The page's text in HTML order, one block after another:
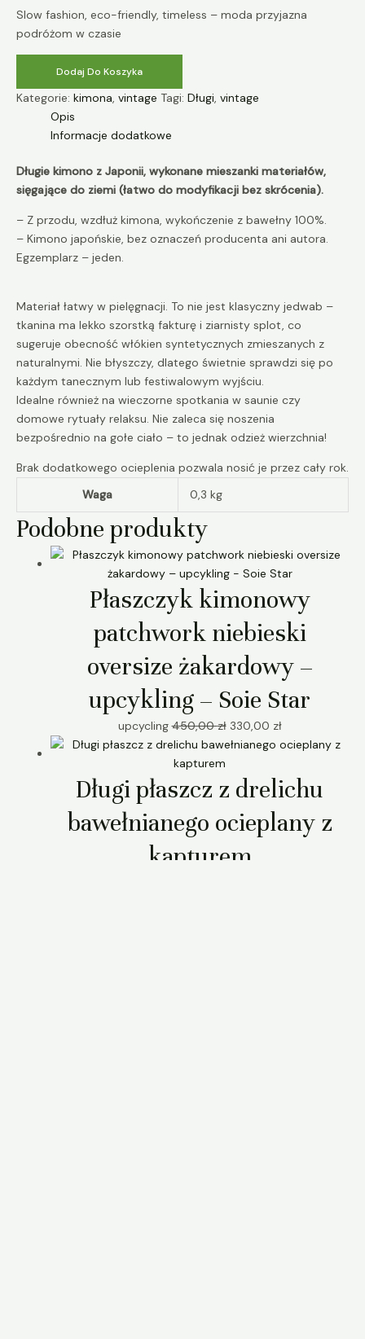
Slow fashion, eco-friendly, timeless – moda przyjazna
podróżom w czasie
Dodaj Do Koszyka
Kategorie: kimona, vintage Tagi: Długi, vintage
Opis
Informacje dodatkowe
Długie kimono z Japonii, wykonane mieszanki materiałów,
sięgające do ziemi (łatwo do modyfikacji bez skrócenia).
– Z przodu, wzdłuż kimona, wykończenie z bawełny 100%.
– Kimono japońskie, bez oznaczeń producenta ani autora.
Egzemplarz – jeden.
Materiał łatwy w pielęgnacji. To nie jest klasyczny jedwab –
tkanina ma lekko szorstką fakturę i ziarnisty splot, co
sugeruje obecność włókien syntetycznych zmieszanych z
naturalnymi. Nie błyszczy, dlatego świetnie sprawdzi się po
każdym tanecznym lub festiwalowym wyjściu.
Idealne również na wieczorne spotkania w saunie czy
domowe rytuały relaksu. Nie zaleca się noszenia
bezpośrednio na gołe ciało – to jednak odzież wierzchnia!
Brak dodatkowego ocieplenia pozwala nosić je przez cały rok.
Waga
0,3 kg
Podobne produkty
Płaszczyk kimonowy
patchwork niebieski
oversize żakardowy –
upcykling – Soie Star
upcycling450,00zł 330,00 zł
Długi płaszcz z drelichu
bawełnianego ocieplany z
kapturem